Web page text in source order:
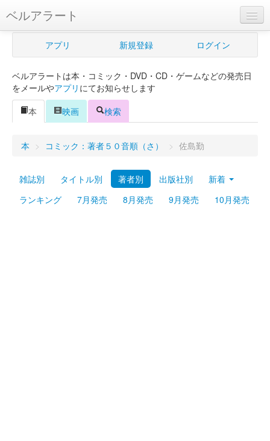
ベルアラート
ベルアラートとは
新規登録
ログイン
Myシェルフ
プレミアム
アプリ 新規登録 ログイン
ベルアラートは本・コミック・DVD・CD・ゲームなどの発売日
をメールやアプリ にてお知らせします
本
映画 検索
本 > コミック：著者５０音順（さ） > 佐島勤
雑誌別 タイトル別 著者別 出版社別
新着
ランキング
7月発売 8月発売 9月発売 10月発売